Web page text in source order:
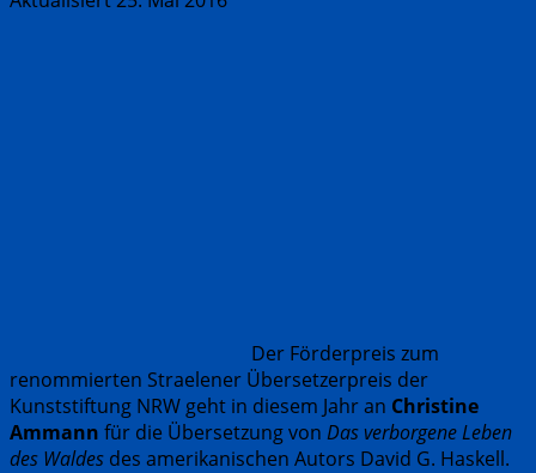
Der Förderpreis zum
renommierten Straelener Übersetzerpreis der
Kunststiftung NRW geht in diesem Jahr an Christine
Ammann für die Übersetzung von Das verborgene Leben
des Waldes des amerikanischen Autors David G. Haskell.